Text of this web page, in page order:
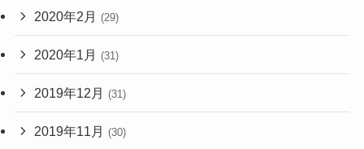
2020年2月 (29)
2020年1月 (31)
2019年12月 (31)
2019年11月 (30)